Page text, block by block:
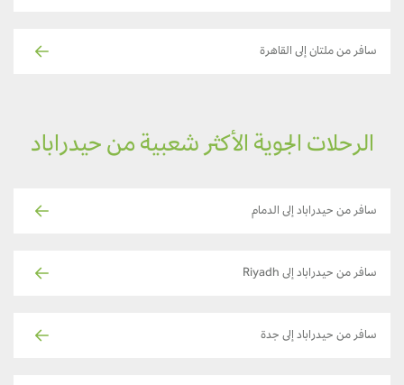
سافر من ملتان إلى القاهرة
الرحلات الجوية الأكثر شعبية من حيدراباد
سافر من حيدراباد إلى الدمام
سافر من حيدراباد إلى Riyadh
سافر من حيدراباد إلى جدة